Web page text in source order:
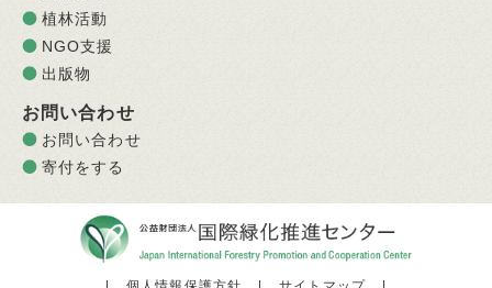
植林活動
NGO支援
出版物
お問い合わせ
お問い合わせ
寄付をする